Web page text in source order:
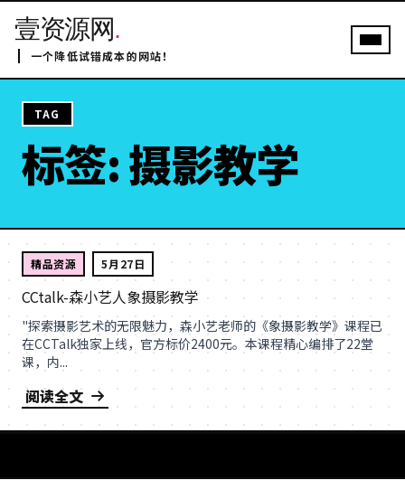
壹资源网.
一个降低试错成本的网站！
TAG
标签: 摄影教学
精品资源 5月27日
CCtalk-森小艺人象摄影教学
"探索摄影艺术的无限魅力，森小艺老师的《象摄影教学》课程已
在CCTalk独家上线，官方标价2400元。本课程精心编排了22堂
课，内...
阅读全文